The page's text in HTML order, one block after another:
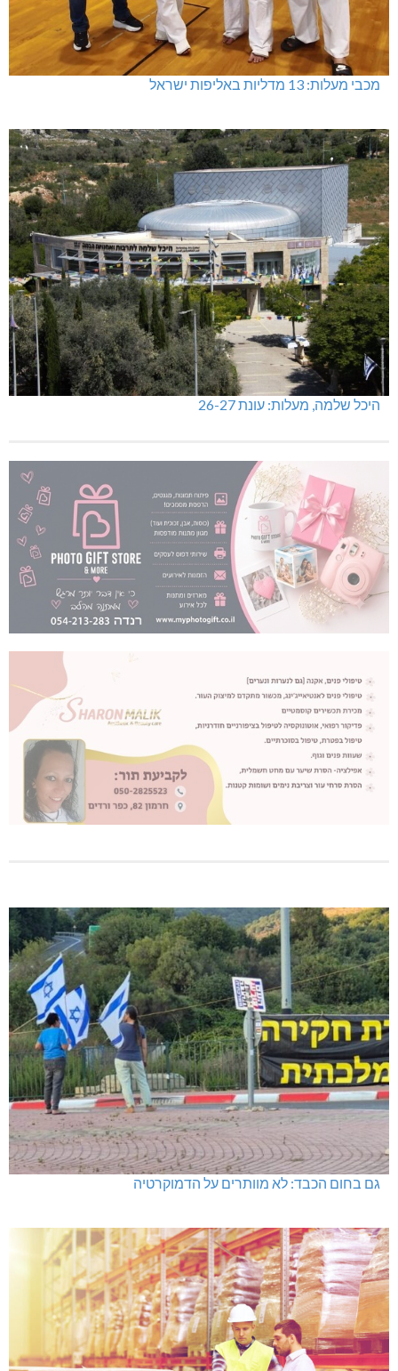
מכבי מעלות: 13 מדליות באליפות ישראל
היכל שלמה, מעלות: עונת 26-27
גם בחום הכבד: לא מוותרים על הדמוקרטיה